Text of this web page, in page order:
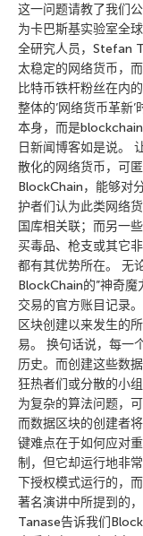
这一问题请教了我们
为卡巴斯基实验室全
全研究人员，Stefan
太稳定的网络货币，
比特币铁杆粉丝在内
整体的’网络货币革新
本身，而是
日新闻博客如是说。
散化的网络货币，可
BlockChain，能够对
护者们认为此类网络
国库相关联；而另一
买毒品、枪支或其它
都有其优势所在。 无
BlockChain的”神奇
交易的官方账目记录
区块创建以来发生的
易。 换句话说，每一
历史。而创建这些数
狂热者们或分散的小
为复杂的算法问题，
而数据区块的创建者
键难点在于如何应对
制，但它却运行地非
下授权模式运行的，
著名演讲中所提到的
Tanase告诉我们